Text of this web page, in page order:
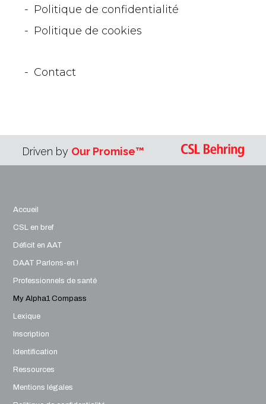
Politique de confidentialité
Politique de cookies
Contact
Driven by Our Promise™
Accueil
CSL en bref
Déficit en AAT
DAAT Parlons-en !
Professionnels de santé
My Alpha1 Compass
Lexique
Inscription
Identification
Ressources
Mentions légales